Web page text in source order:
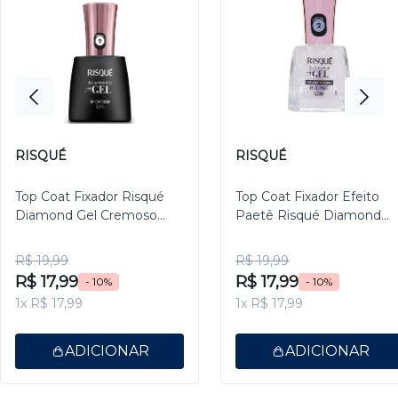
RISQUÉ
Top Coat Fixador Risqué
Diamond Gel Cremoso
R$ 19,99
R$ 17,99 - 10%
1x R$ 17,99
ADICIONAR
RISQUÉ
Top Coat Fixador Efeito
Paetê Risqué Diamond
R$ 19,99
R$ 17,99 - 10%
1x R$ 17,99
ADICIONAR